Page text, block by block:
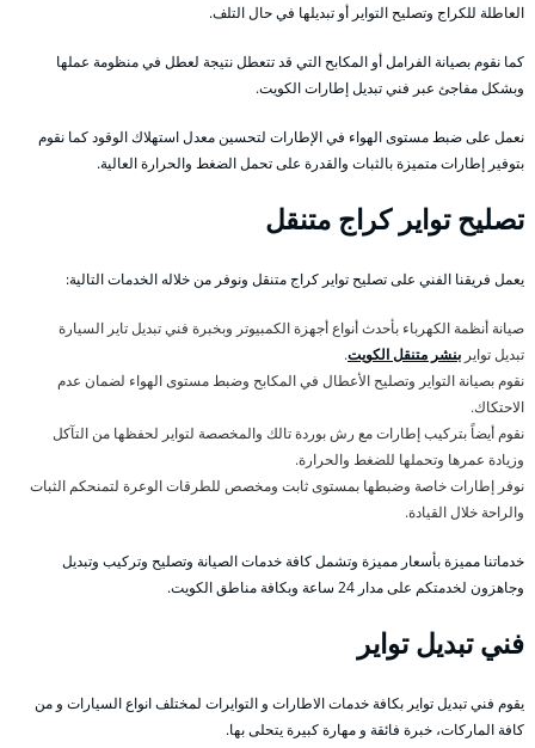
العاطلة للكراج وتصليح التواير أو تبديلها في حال التلف.
كما نقوم بصيانة الفرامل أو المكابح التي قد تتعطل نتيجة لعطل في منظومة عملها
وبشكل مفاجئ عبر فني تبديل إطارات الكويت.
نعمل على ضبط مستوى الهواء في الإطارات لتحسين معدل استهلاك الوقود كما نقوم
بتوفير إطارات متميزة بالثبات والقدرة على تحمل الضغط والحرارة العالية.
تصليح تواير كراج متنقل
يعمل فريقنا الفني على تصليح تواير كراج متنقل ونوفر من خلاله الخدمات التالية:
صيانة أنظمة الكهرباء بأحدث أنواع أجهزة الكمبيوتر وبخبرة فني تبديل تاير السيارة
تبديل تواير بنشر متنقل الكويت.
نقوم بصيانة التواير وتصليح الأعطال في المكابح وضبط مستوى الهواء لضمان عدم
الاحتكاك.
نقوم أيضاً بتركيب إطارات مع رش بوردة تالك والمخصصة لتواير لحفظها من التآكل
وزيادة عمرها وتحملها للضغط والحرارة.
نوفر إطارات خاصة وضبطها بمستوى ثابت ومخصص للطرقات الوعرة لتمنحكم الثبات
والراحة خلال القيادة.
خدماتنا مميزة بأسعار مميزة وتشمل كافة خدمات الصيانة وتصليح وتركيب وتبديل
وجاهزون لخدمتكم على مدار 24 ساعة وبكافة مناطق الكويت.
فني تبديل تواير
يقوم فني تبديل تواير بكافة خدمات الاطارات و التوايرات لمختلف انواع السيارات و من
كافة الماركات، خبرة فائقة و مهارة كبيرة يتحلى بها.